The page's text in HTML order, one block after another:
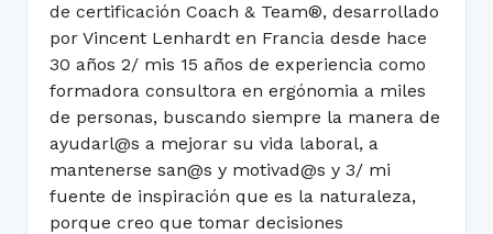
de certificación Coach & Team®, desarrollado
por Vincent Lenhardt en Francia desde hace
30 años 2/ mis 15 años de experiencia como
formadora consultora en ergónomia a miles
de personas, buscando siempre la manera de
ayudarl@s a mejorar su vida laboral, a
mantenerse san@s y motivad@s y 3/ mi
fuente de inspiración que es la naturaleza,
porque creo que tomar decisiones